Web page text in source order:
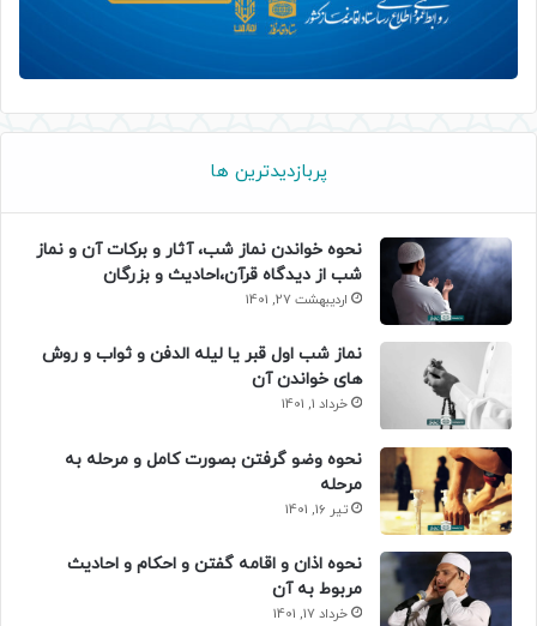
پربازدیدترین ها
نحوه خواندن نماز شب، آثار و برکات آن و نماز
شب از دیدگاه قرآن،احادیث و بزرگان
اردیبهشت 27, 1401
نماز شب اول قبر یا لیله الدفن و ثواب و روش
های خواندن آن
خرداد 1, 1401
نحوه وضو گرفتن بصورت کامل و مرحله به
مرحله
تیر 16, 1401
نحوه اذان و اقامه گفتن و احکام و احادیث
مربوط به آن
خرداد 17, 1401